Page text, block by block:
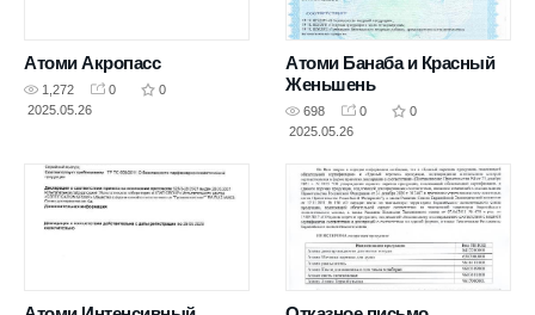
Атоми Акропасс
1,272 0
0
2025.05.26
Атоми Банаба и Красный
Женьшень
698 0
0
2025.05.26